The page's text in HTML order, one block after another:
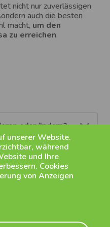
unserer Website.
während
und Ihre
Cookies
von Anzeigen
nicht nur zuverlässigen
auch die besten
macht, um den
zu erreichen.
oder ändern?
1 Tag vor Abreise
Kontos:
Passwort in deinem
"Geplante Reisen"
Abflug/nach der
einplanen?
Shuttlebus